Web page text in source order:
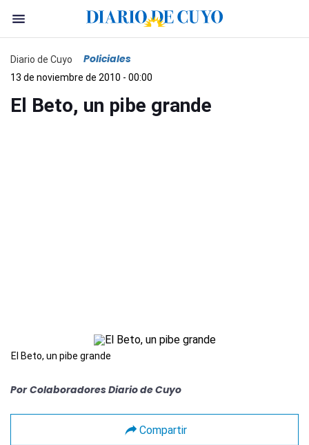
Diario de Cuyo Policiales
13 de noviembre de 2010 - 00:00
El Beto, un pibe grande
El Beto, un pibe grande
Por Colaboradores Diario de Cuyo
Compartir